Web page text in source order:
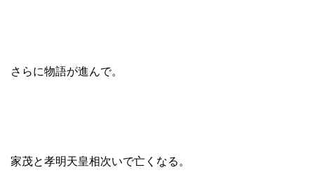
さらに物語が進んで。
家茂と孝明天皇相次いで亡くなる。